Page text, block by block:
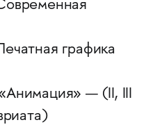
графика
— (II, III